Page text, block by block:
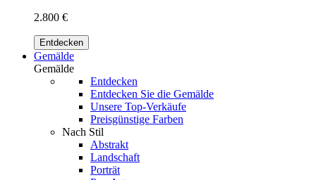
2.800 €
Entdecken
Gemälde
Gemälde
Entdecken
Entdecken Sie die Gemälde
Unsere Top-Verkäufe
Preisgünstige Farben
Nach Stil
Abstrakt
Landschaft
Porträt